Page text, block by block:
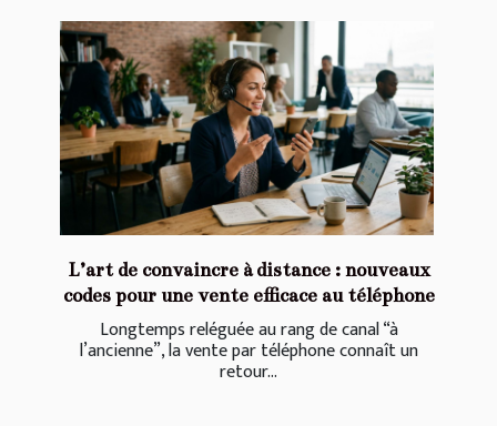
L’art de convaincre à distance : nouveaux
codes pour une vente efficace au téléphone
Longtemps reléguée au rang de canal “à
l’ancienne”, la vente par téléphone connaît un
retour...